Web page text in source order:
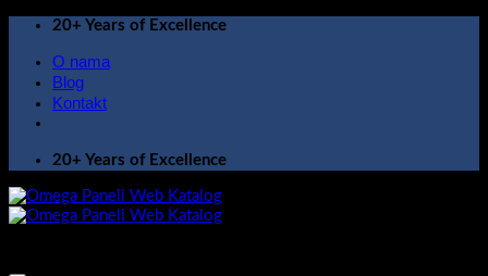
Skip
content
20+ Years of Excellence
O nama
Blog
Kontakt
20+ Years of Excellence